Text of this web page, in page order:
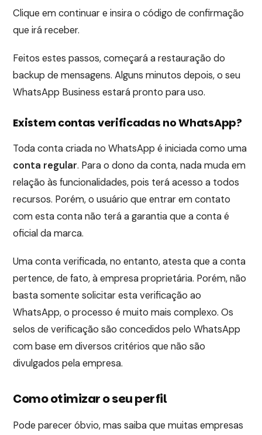
Clique em continuar e insira o código de confirmação
que irá receber.
Feitos estes passos, começará a restauração do
backup de mensagens. Alguns minutos depois, o seu
WhatsApp Business estará pronto para uso.
Existem contas verificadas no WhatsApp?
Toda conta criada no WhatsApp é iniciada como uma
conta regular. Para o dono da conta, nada muda em
relação às funcionalidades, pois terá acesso a todos
recursos. Porém, o usuário que entrar em contato
com esta conta não terá a garantia que a conta é
oficial da marca.
Uma conta verificada, no entanto, atesta que a conta
pertence, de fato, à empresa proprietária. Porém, não
basta somente solicitar esta verificação ao
WhatsApp, o processo é muito mais complexo. Os
selos de verificação são concedidos pelo WhatsApp
com base em diversos critérios que não são
divulgados pela empresa.
Como otimizar o seu perfil
Pode parecer óbvio, mas saiba que muitas empresas